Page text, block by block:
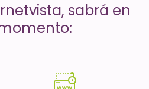
sabrá en